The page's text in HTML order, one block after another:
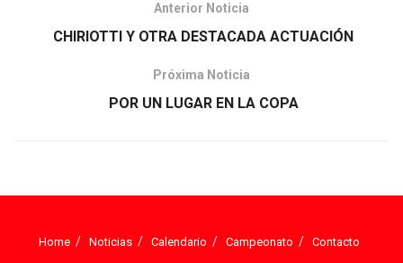
Anterior Noticia
CHIRIOTTI Y OTRA DESTACADA ACTUACIÓN
Próxima Noticia
POR UN LUGAR EN LA COPA
Home Noticias Calendario Campeonato Contacto